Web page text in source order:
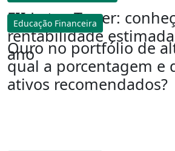
FII Lotus Tower:
rentabilidade
ano
Educação Financeira
Ouro no portfólio de
qual a porcentagem e
ativos recomendados?